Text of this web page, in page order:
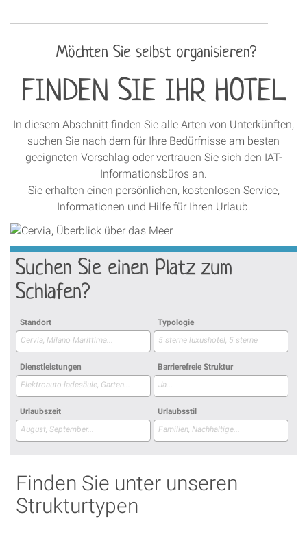
Möchten Sie selbst organisieren?
FINDEN SIE IHR HOTEL
In diesem Abschnitt finden Sie alle Arten von Unterkünften,
suchen Sie nach dem für Ihre Bedürfnisse am besten
geeigneten Vorschlag oder vertrauen Sie sich den IAT-
Informationsbüros an.
Sie erhalten einen persönlichen, kostenlosen Service,
Informationen und Hilfe für Ihren Urlaub.
Suchen Sie einen Platz zum
Schlafen?
Standort Typologie
Dienstleistungen Barrierefreie Struktur
Urlaubszeit Urlaubsstil
Finden Sie unter unseren
Strukturtypen